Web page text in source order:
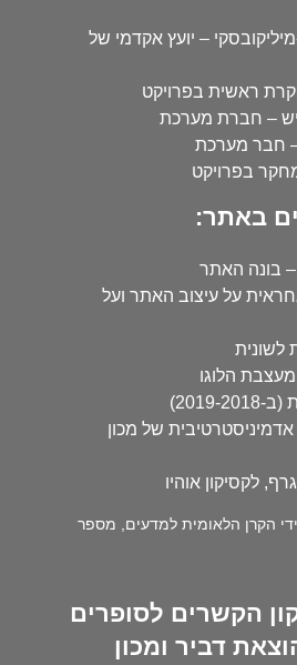
– יועץ אקדמי של
ראשית בפרויקט
– חברת מערכת
חבר מערכת
בפרויקט
באתר:
– בונה האתר
על עיצוב האתר ועל
לשונית
מעצבת הלוגו
2018)
אדמיניסטרטיבית של מכון
לקסיקון אוהיו
הקרן הלאומית למדעים, מספר
הקשרים לסופרים
דביר ומכון